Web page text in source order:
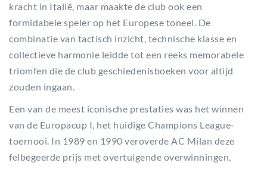
kracht in Italië, maar maakte de club ook een
formidabele speler op het Europese toneel. De
combinatie van tactisch inzicht, technische klasse en
collectieve harmonie leidde tot een reeks memorabele
triomfen die de club geschiedenisboeken voor altijd
zouden ingaan.
Een van de meest iconische prestaties was het winnen
van de Europacup I, het huidige Champions League-
toernooi. In 1989 en 1990 veroverde AC Milan deze
felbegeerde prijs met overtuigende overwinningen,